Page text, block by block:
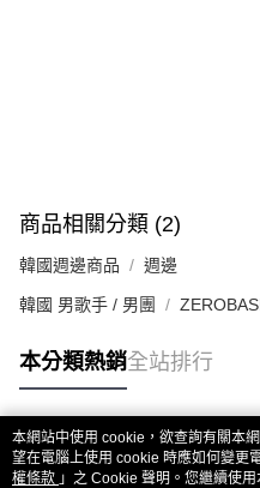
商品相關分類 (2)
韓國週邊商品 週邊
韓國 男歌手 / 男團
本分類熱銷全站排行
熱門標籤
本網站中使用 cookie，欲查詢有關本
望在電腦上使用 cookie 時應如何變更
權條款 」之 Cookie 聲明。您繼續使